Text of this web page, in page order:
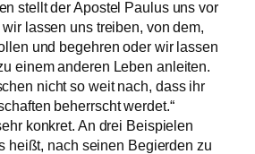
stellt der Apostel Paulus uns vor
lassen uns treiben, von dem,
und begehren oder wir lassen
einem anderen Leben anleiten.
nicht so weit nach, dass ihr
beherrscht werdet.“
konkret. An drei Beispielen
heißt, nach seinen Begierden zu